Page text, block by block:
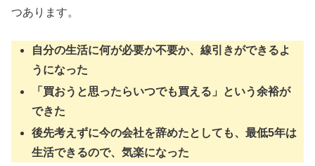
つあります。
自分の生活に何が必要か不要か、線引きができるよ
うになった
「買おうと思ったらいつでも買える」という余裕が
できた
後先考えずに今の会社を辞めたとしても、最低5年は
生活できるので、気楽になった